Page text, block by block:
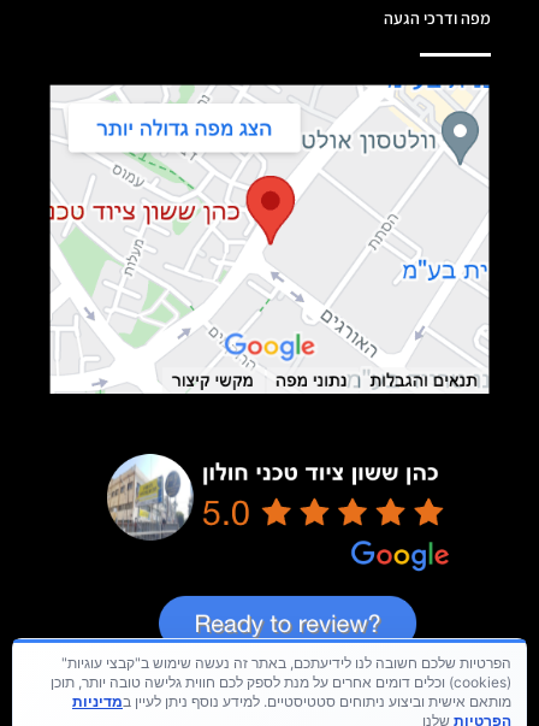
מפה ודרכי הגעה
הפרטיות שלכם חשובה לנו לידיעתכם, באתר זה נעשה שימוש ב"קבצי עוגיות"
(cookies) וכלים דומים אחרים על מנת לספק לכם חווית גלישה טובה יותר, תוכן
מותאם אישית וביצוע ניתוחים סטטיסטיים. למידע נוסף ניתן לעיין במדיניות
הפרטיות שלנו